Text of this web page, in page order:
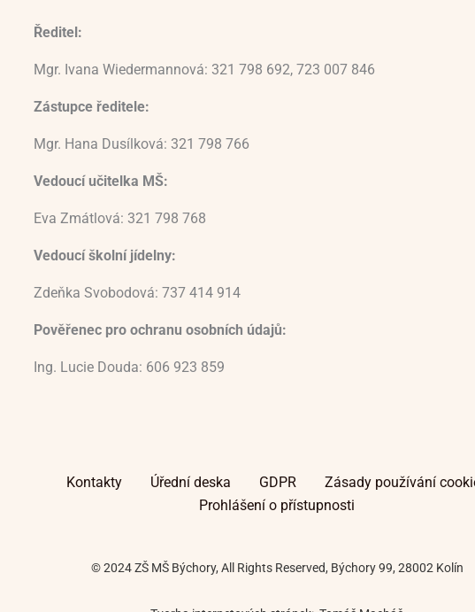
Ředitel:
Mgr. Ivana Wiedermannová: 321 798 692, 723 007 846
Zástupce ředitele:
Mgr. Hana Dusílková: 321 798 766
Vedoucí učitelka MŠ:
Eva Zmátlová: 321 798 768
Vedoucí školní jídelny:
Zdeňka Svobodová: 737 414 914
Pověřenec pro ochranu osobních údajů:
Ing. Lucie Douda: 606 923 859
Kontakty Úřední deska GDPR
Zásady používání
Prohlášení o přístupnosti
© 2024 ZŠ MŠ Býchory, All Rights Reserved, Býchory 99, 28002 Kolín